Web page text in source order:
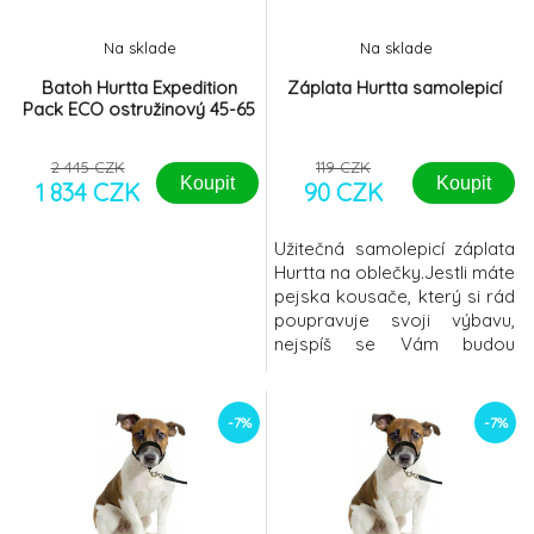
Batoh Hurtta Expedition
Pack ECO ostružinový 45-65
Na sklade
2 445 CZK
1 834 CZK Koupit
Záplata Hurtta samolepicí
Na sklade
119 CZK
90 CZK Koupit
Užitečná samolepicí záplata
Hurtta na oblečky.Jestli máte
pejska kousače, který si rád
poupravuje svoji výbavu,
nejspíš se Vám budou
různé tvary - ananas,
mrkvička, zajíc a
liškanepromokavénení třeba
žádné žehleníperte na cca
30-40 stupňůbarva -
-7% -7%